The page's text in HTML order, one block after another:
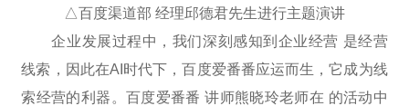
△百度渠道部 经理邱德君先生进行主题演讲
企业发展过程中，我们深刻感知到企业经营 是经营
线索，因此在AI时代下，百度爱番番应运而生，它成为线
索经营的利器。百度爱番番 讲师熊晓玲老师在 的活动中